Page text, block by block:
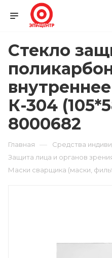
Стекло
К-304
8000682
Главная — Средства
Защита лица и органов
Маски сварщика (маски,